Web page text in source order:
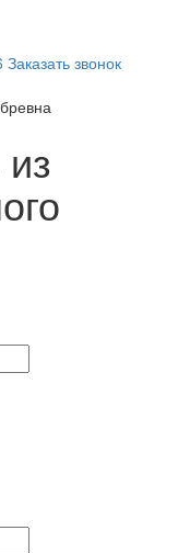
Заказать звонок